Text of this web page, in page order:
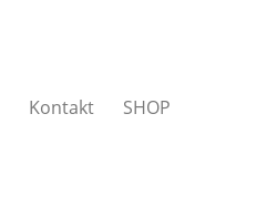
Kontakt SHOP